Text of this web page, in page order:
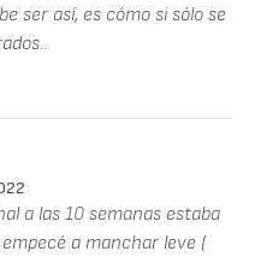
ser así, es cómo si sólo se
a las 10 semanas estaba
a manchar leve (